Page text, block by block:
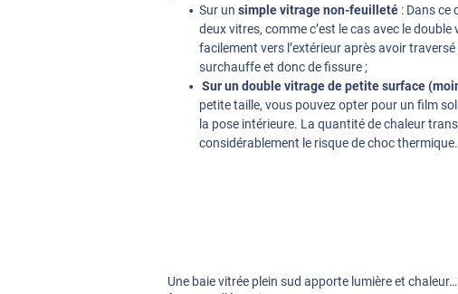
Sur un simple vitrage non-feuilleté: Dans ce
deux vitres, comme c’est le cas avec le
facilement vers l’extérieur après avoir
surchauffe et donc de fissure ;
Sur un double vitrage de petite surface
petite taille, vous pouvez opter pour un film
la pose intérieure. La quantité de chaleur
considérablement le risque de choc thermique.
Une baie vitrée plein sud apporte lumière et